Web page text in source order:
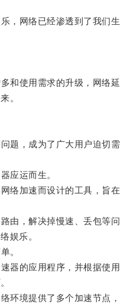
网络已经渗透到了我们生
使用需求的升级，网络延
。
，成为了广大用户迫切需
应运而生。
加速而设计的工具，旨在
，解决掉慢速、丢包等问
娱乐。
。
的应用程序，并根据使用
境提供了多个加速节点，